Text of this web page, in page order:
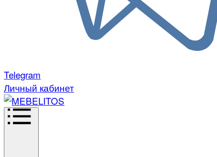
Telegram
Личный кабинет